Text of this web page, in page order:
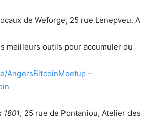
de Weforge, 25 rue Lenepveu. A
meilleurs outils pour accumuler du
AngersBitcoinMeetup –
1801, 25 rue de Pontaniou, Atelier des